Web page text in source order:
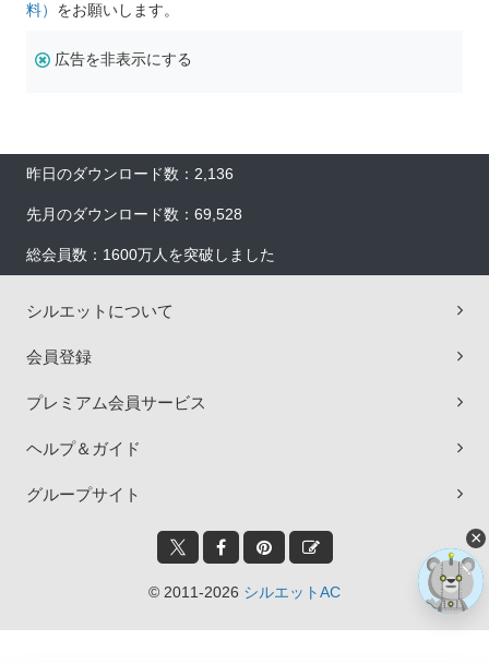
料） をお願いします。
広告を非表示にする
昨日のダウンロード数：2,136
先月のダウンロード数：69,528
総会員数：1600万人を突破しました
シルエットについて
会員登録
プレミアム会員サービス
ヘルプ＆ガイド
グループサイト
© 2011-2026 シルエットAC
×